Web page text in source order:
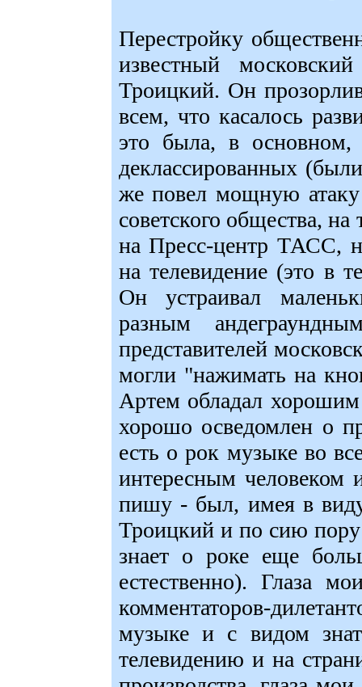
Перестройку
известный
Троицкий. Он
всем, что касалось
это была, в основном,
деклассированных
же повел мощную
советского общества,
на Пресс-центр ТАСС,
на телевидение (это в
Он устраивал
разным
представителей
могли "нажимать на
Артем обладал
хорошо осведомлен о
есть о рок музыке во
интересным человеком
пишу - был, имея в виду
Троицкий и по сию пору
знает о роке еще
естественно). Глаза
комментаторов-
музыке и с видом
телевидению и на